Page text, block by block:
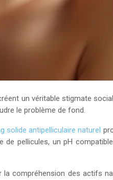
un véritable stigmate
le problème de fond.
solide antipelliculaire naturel
pellicules, un pH
compréhension des actifs